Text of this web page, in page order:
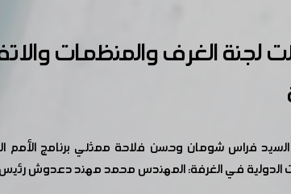
لجنة الغرف والمنظمات
فراس شومان وحسن فلاحة ممثلي برنامج
الدولية في الغرفة: المهندس محمد مهند دعدوش رئيس